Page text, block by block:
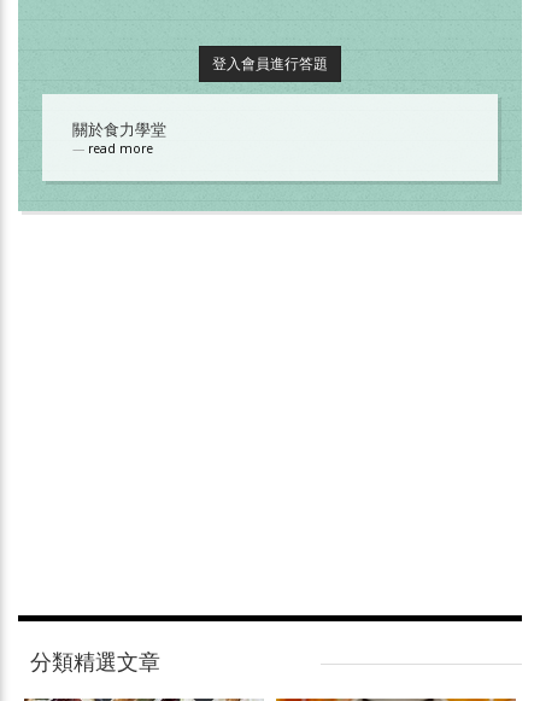
登入會員進行答題
關於食力學堂
read more
分類精選文章